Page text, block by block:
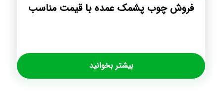
فروش چوب پشمک عمده با قیمت مناسب
بیشتر بخوانید